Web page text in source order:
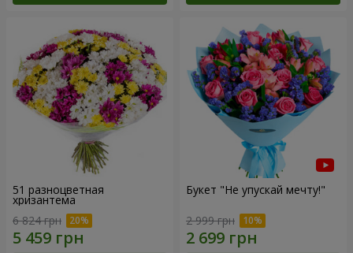
51 разноцветная
хризантема
6 824 грн
Букет "Не упускай мечту!"
2 999 грн